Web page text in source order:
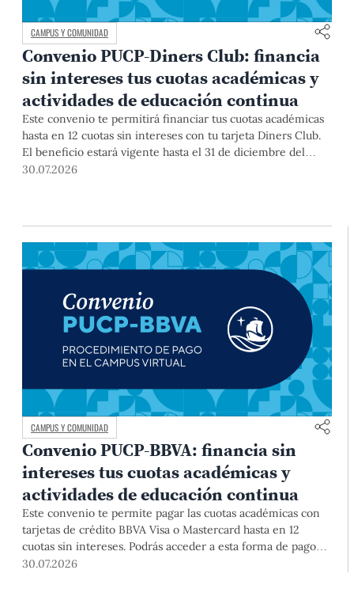
CAMPUS Y COMUNIDAD
Convenio PUCP-Diners Club: financia
sin intereses tus cuotas académicas y
actividades de educación continua
Este convenio te permitirá financiar tus cuotas académicas
hasta en 12 cuotas sin intereses con tu tarjeta Diners Club.
El beneficio estará vigente hasta el 31 de diciembre del
2026 para pregrado y posgrado, así como para deudas de
30.07.2026
CAMPUS Y COMUNIDAD
Convenio PUCP-BBVA: financia sin
intereses tus cuotas académicas y
actividades de educación continua
Este convenio te permite pagar las cuotas académicas con
tarjetas de crédito BBVA Visa o Mastercard hasta en 12
cuotas sin intereses. Podrás acceder a esta forma de pago
hasta el 31 de diciembre del 2026 para pregrado y posgrado,
30.07.2026